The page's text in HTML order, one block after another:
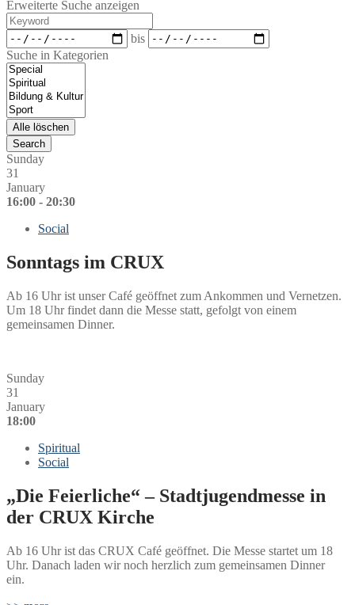
Erweiterte Suche anzeigen
Keyword
Datum
bis
Suche in Kategorien
Suche
in
Kategorien
Alle löschen
Search
Sunday
31
January
16:00 - 20:30
Social
Sonntags im CRUX
Ab 16 Uhr ist unser Café geöffnet zum Ankommen und Vernetzen.
Um 18 Uhr findet dann die Messe statt, gefolgt von einem
gemeinsamen Dinner.
Sunday
31
January
18:00
Spiritual
Social
„Die Feierliche“ – Stadtjugendmesse in
der CRUX Kirche
Ab 16 Uhr ist das CRUX Café geöffnet. Die Messe startet um 18
Uhr. Danach laden wir noch herzlich zum gemeinsamen Dinner
ein.